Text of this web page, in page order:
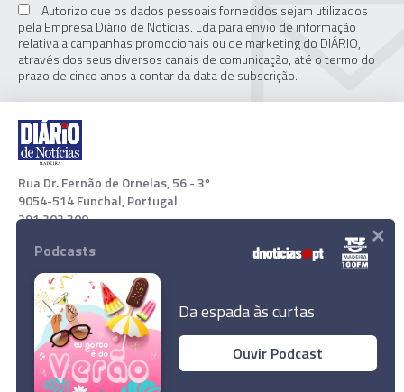
Trabalhador ferido com gravidade ao cair de
andaime em obra no centro do Funchal
Autorizo que os dados pessoais fornecidos sejam utilizados
pela Empresa Diário de Notícias. Lda para envio de informação
relativa a campanhas promocionais ou de marketing do DIÁRIO,
através dos seus diversos canais de comunicação, até o termo do
prazo de cinco anos a contar da data de subscrição.
Rua Dr. Fernão de Ornelas, 56 - 3º
9054-514 Funchal, Portugal
291 202 300
Download App
© 2022 Empresa Diário de Notícias, Lda. Todos os direitos
Podcasts
Da espada às curtas
Ouvir Podcast
×